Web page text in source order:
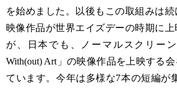
を始めました。以後もこの取組みは
映像作品が世界エイズデーの時期に
が、日本でも、ノーマルスクリー
With(out) Art」の映像作品を上映する
ています。今年は多様な7本の短編が